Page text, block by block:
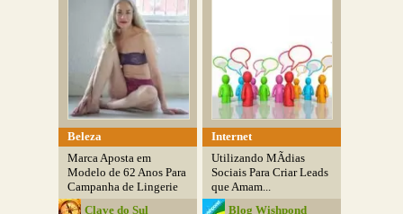
Beleza
Marca Aposta em
Modelo de 62 Anos Para
Campanha de Lingerie
Clave do Sul
Internet
Utilizando MÃ­dias
Sociais Para Criar Leads
que Amam...
Blog Wishpond